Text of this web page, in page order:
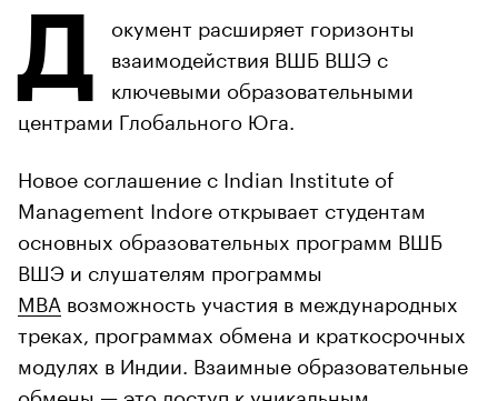
Д
окумент расширяет горизонты
взаимодействия ВШБ ВШЭ с
ключевыми образовательными
центрами Глобального Юга.
Новое соглашение с Indian Institute of
Management Indore открывает студентам
основных образовательных программ ВШБ
ВШЭ и слушателям программы
MBA возможность участия в международных
треках, программах обмена и краткосрочных
модулях в Индии. Взаимные образовательные
обмены — это доступ к уникальным